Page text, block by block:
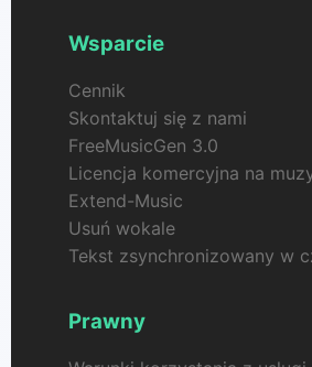
Wsparcie
Cennik
Skontaktuj się z nami
FreeMusicGen 3.0
Licencja komercyjna na
Extend-Music
Usuń wokale
Tekst zsynchronizowany w
Prawny